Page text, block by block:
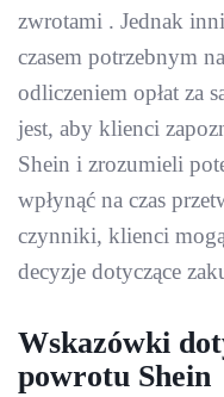
zwrotami . Jednak
czasem potrzebnym
odliczeniem opłat za
jest, aby klienci
Shein i zrozumieli
wpłynąć na czas
czynniki, klienci
decyzje dotyczące
Wskazówki
powrotu Shein